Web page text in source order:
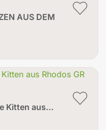
AUS DEM
Kitten aus…